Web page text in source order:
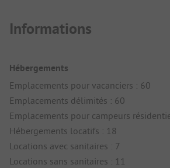
Informations
Hébergements
Emplacements pour vacanciers : 60
Emplacements délimités : 60
Emplacements pour campeurs
Hébergements locatifs : 18
Locations avec sanitaires : 7
Locations sans sanitaires : 11